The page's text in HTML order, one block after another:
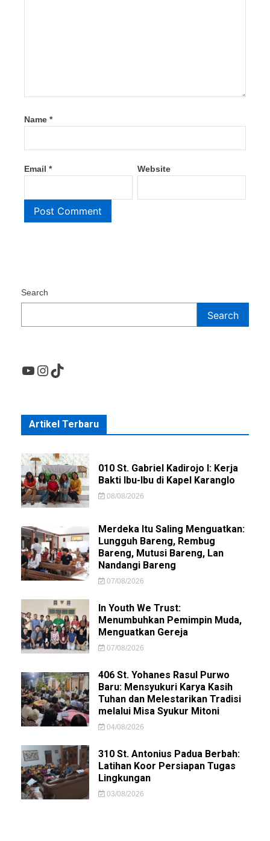
Name *
Email * Website
Search
Search
YouTube
Instagram
TikTok
Artikel Terbaru
010 St. Gabriel Kadirojo I: Kerja
Bakti Ibu-Ibu di Kapel Karanglo
08/08/2026
Merdeka Itu Saling Menguatkan:
Lungguh Bareng, Rembug
Bareng, Mutusi Bareng, Lan
Nandangi Bareng
07/08/2026
In Youth We Trust:
Menumbuhkan Pemimpin Muda,
Menguatkan Gereja
07/08/2026
406 St. Yohanes Rasul Purwo
Baru: Mensyukuri Karya Kasih
Tuhan dan Melestarikan Tradisi
melalui Misa Syukur Mitoni
04/08/2026
310 St. Antonius Padua Berbah:
Latihan Koor Persiapan Tugas
Lingkungan
03/08/2026